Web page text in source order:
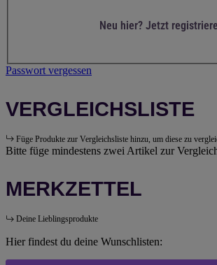
Neu hier? Jetzt
Passwort vergessen
VERGLEICHSLISTE
Füge Produkte zur Vergleichsliste hinzu, um diese zu
Bitte füge mindestens zwei Artikel zur
MERKZETTEL
Deine Lieblingsprodukte
Hier findest du deine Wunschlisten: